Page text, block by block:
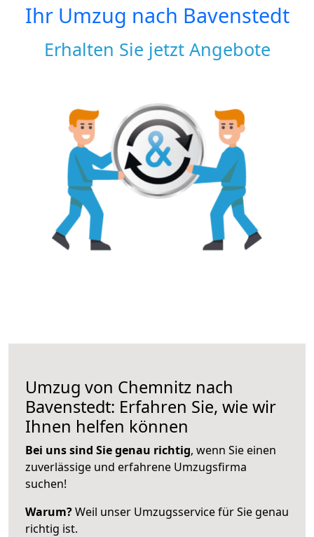
Ihr Umzug nach Bavenstedt
Erhalten Sie jetzt Angebote
Umzug von Chemnitz nach
Bavenstedt: Erfahren Sie, wie wir
Ihnen helfen können
Bei uns sind Sie genau richtig, wenn Sie einen
zuverlässige und erfahrene Umzugsfirma
suchen!
Warum?Weil unser Umzugsservice für Sie genau
richtig ist.